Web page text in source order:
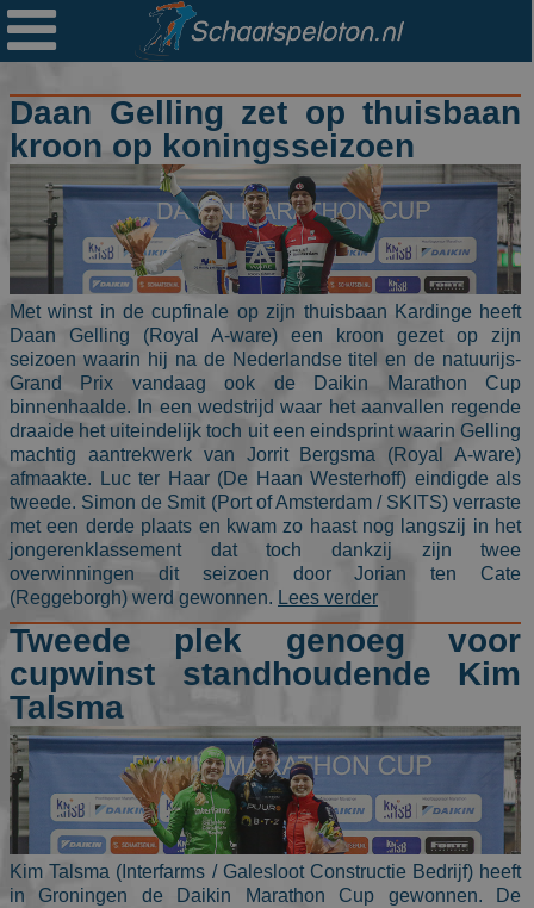

Daan Gelling zet op thuisbaan
kroon op koningsseizoen
Met winst in de cupfinale op zijn thuisbaan Kardinge heeft
Daan Gelling (Royal A-ware) een kroon gezet op zijn
seizoen waarin hij na de Nederlandse titel en de natuurijs-
Grand Prix vandaag ook de Daikin Marathon Cup
binnenhaalde. In een wedstrijd waar het aanvallen regende
draaide het uiteindelijk toch uit een eindsprint waarin Gelling
machtig aantrekwerk van Jorrit Bergsma (Royal A-ware)
afmaakte. Luc ter Haar (De Haan Westerhoff) eindigde als
tweede. Simon de Smit (Port of Amsterdam / SKITS) verraste
met een derde plaats en kwam zo haast nog langszij in het
jongerenklassement dat toch dankzij zijn twee
overwinningen dit seizoen door Jorian ten Cate
(Reggeborgh) werd gewonnen. Lees verder
Tweede plek genoeg voor
cupwinst standhoudende Kim
Talsma
Kim Talsma (Interfarms / Galesloot Constructie Bedrijf) heeft
in Groningen de Daikin Marathon Cup gewonnen. De